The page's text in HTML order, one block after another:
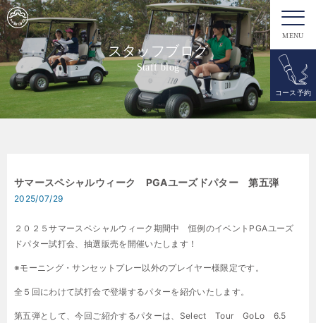
MENU
コース予約
スタッフブログ
Staff blog
サマースペシャルウィーク PGAユーズドパター 第五弾
2025/07/29
２０２５サマースペシャルウィーク期間中 恒例のイベントPGAユーズ
ドパター試打会、抽選販売を開催いたします！
※モーニング・サンセットプレー以外のプレイヤー様限定です。
全５回にわけて試打会で登場するパターを紹介いたします。
第五弾として、今回ご紹介するパターは、Select Tour GoLo 6.5